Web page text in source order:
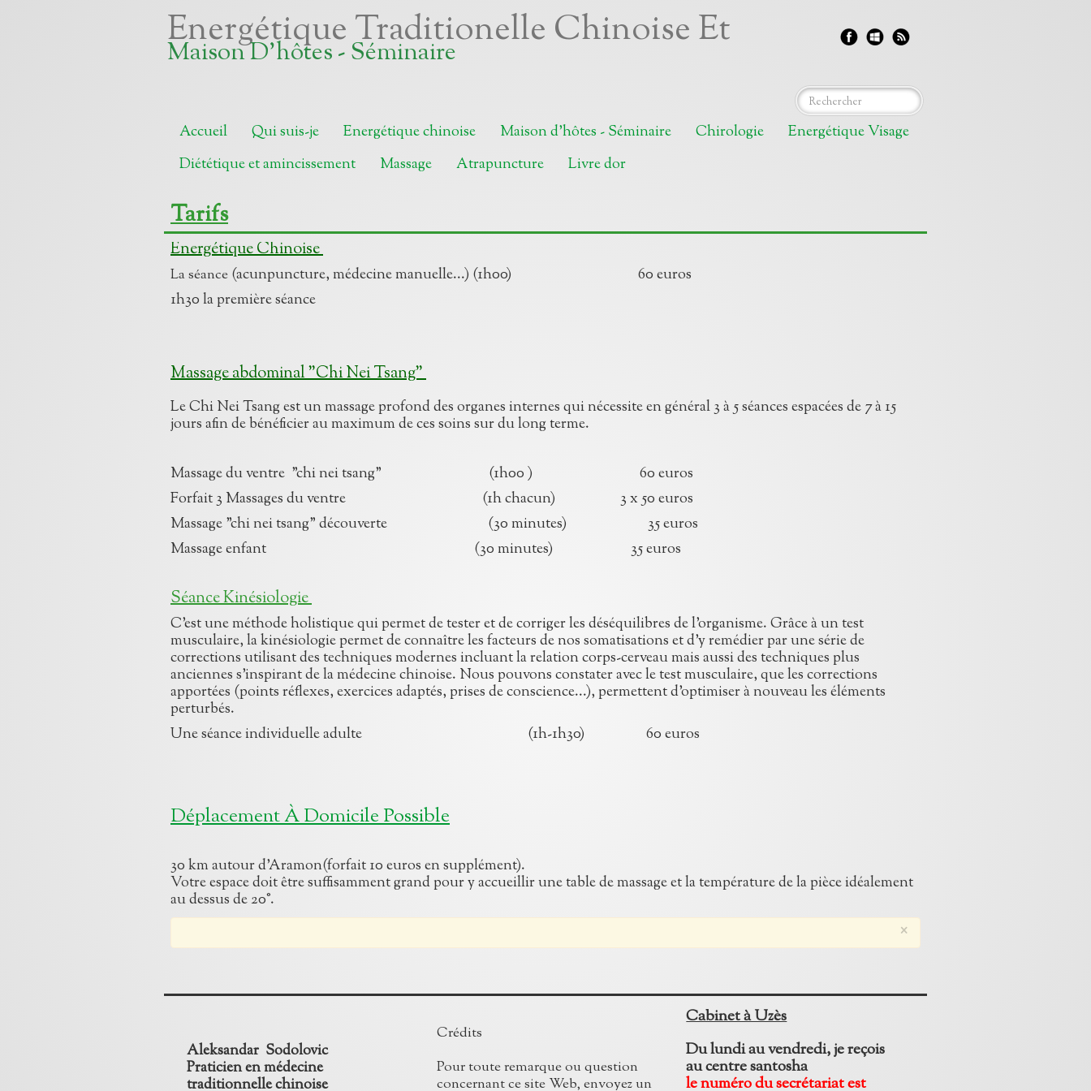
Energétique Traditionelle Chinoise Et
Maison D'hôtes - Séminaire
Accueil Qui suis-je Energétique chinoise Maison d'hôtes - Séminaire Chirologie
Energétique Visage
Diététique et amincissement
Massage Atrapuncture Livre dor
Tarifs
Energétique Chinoise
La séance (acunpuncture, médecine manuelle...) (1h00) 60 euros
1h30 la première séance
Massage abdominal "Chi Nei Tsang"
Le Chi Nei Tsang est un massage profond des organes internes qui nécessite en général 3 à 5 séances espacées de 7 à 15
jours afin de bénéficier au maximum de ces soins sur du long terme.
Massage du ventre "chi nei tsang" (1h00 ) 60 euros
Forfait 3 Massages du ventre (1h chacun) 3 x 50 euros
Massage "chi nei tsang" découverte (30 minutes) 35 euros
Massage enfant (30 minutes) 35euros
Séance Kinésiologie
C'est une méthode holistique qui permet de tester et de corriger les déséquilibres de l’organisme. Grâce à un test
musculaire, la kinésiologie permet de connaître les facteurs de nos somatisations et d’y remédier par une série de
corrections utilisant des techniques modernes incluant la relation corps-cerveau mais aussi des techniques plus
anciennes s’inspirant de la médecine chinoise. Nous pouvons constater avec le test musculaire, que les corrections
apportées (points réflexes, exercices adaptés, prises de conscience...), permettent d'optimiser à nouveau les éléments
perturbés.
Une séance individuelle adulte (1h-1h30) 60euros
Déplacement À Domicile Possible
30 km autour d’Aramon(forfait 10 euros en supplément).
Votre espace doit être suffisamment grand pour y accueillir une table de massage et la température de la pièce idéalement
au dessus de 20°.
×
Aleksandar Sodolovic
Praticien en médecine
traditionnelle chinoise
Crédits
Pour toute remarque ou question
concernant ce site Web, envoyez un
Cabinet à Uzès
Du lundi au vendredi, je reçois
au centre santosha
le numéro du secrétariat est